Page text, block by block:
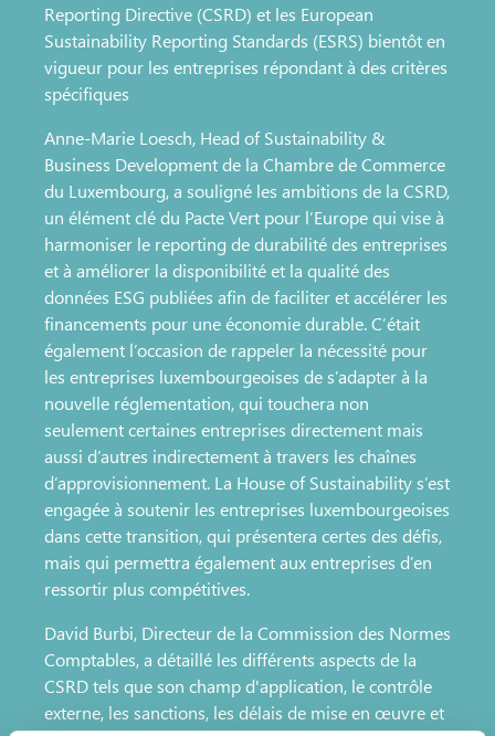
Reporting Directive (CSRD) et les European
Sustainability Reporting Standards (ESRS) bientôt en
vigueur pour les entreprises répondant à des critères
spécifiques
Anne-Marie Loesch, Head of Sustainability &
Business Development de la Chambre de Commerce
du Luxembourg, a souligné les ambitions de la CSRD,
un élément clé du Pacte Vert pour l’Europe qui vise à
harmoniser le reporting de durabilité des entreprises
et à améliorer la disponibilité et la qualité des
données ESG publiées afin de faciliter et accélérer les
financements pour une économie durable. C’était
également l’occasion de rappeler la nécessité pour
les entreprises luxembourgeoises de s’adapter à la
nouvelle réglementation, qui touchera non
seulement certaines entreprises directement mais
aussi d’autres indirectement à travers les chaînes
d’approvisionnement. La House of Sustainability s’est
engagée à soutenir les entreprises luxembourgeoises
dans cette transition, qui présentera certes des défis,
mais qui permettra également aux entreprises d’en
ressortir plus compétitives.
David Burbi, Directeur de la Commission des Normes
Comptables, a détaillé les différents aspects de la
CSRD tels que son champ d'application, le contrôle
externe, les sanctions, les délais de mise en œuvre et